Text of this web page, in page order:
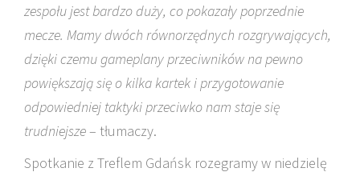
zespołu jest bardzo duży, co pokazały poprzednie
mecze. Mamy dwóch równorzędnych rozgrywających,
dzięki czemu gameplany przeciwników na pewno
powiększają się o kilka kartek i przygotowanie
odpowiedniej taktyki przeciwko nam staje się
trudniejsze– tłumaczy.
Spotkanie z Treflem Gdańsk rozegramy w niedzielę